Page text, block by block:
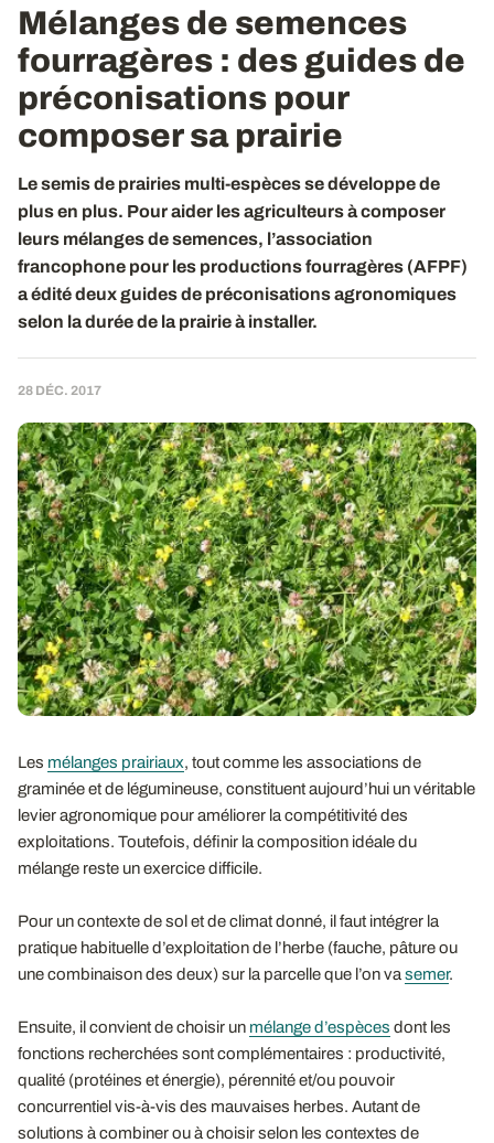
Mélanges de semences
fourragères : des guides de
préconisations pour
composer sa prairie
Le semis de prairies multi-espèces se développe de
plus en plus. Pour aider les agriculteurs à composer
leurs mélanges de semences, l’association
francophone pour les productions fourragères (AFPF)
a édité deux guides de préconisations agronomiques
selon la durée de la prairie à installer.
28 DÉC. 2017
Les mélanges prairiaux, tout comme les associations de
graminée et de légumineuse, constituent aujourd’hui un véritable
levier agronomique pour améliorer la compétitivité des
exploitations. Toutefois, définir la composition idéale du
mélange reste un exercice difficile.
Pour un contexte de sol et de climat donné, il faut intégrer la
pratique habituelle d’exploitation de l’herbe (fauche, pâture ou
une combinaison des deux) sur la parcelle que l’on va semer.
Ensuite, il convient de choisir un mélange d’espèces dont les
fonctions recherchées sont complémentaires : productivité,
qualité (protéines et énergie), pérennité et/ou pouvoir
concurrentiel vis-à-vis des mauvaises herbes. Autant de
solutions à combiner ou à choisir selon les contextes de